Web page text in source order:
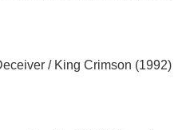
/ King Crimson (1992)